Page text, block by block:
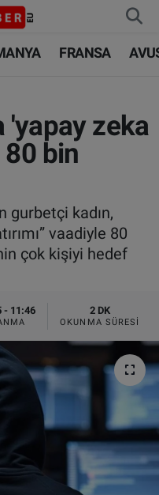
FRANSA
'yapay zeka
80 bin
gurbetçi kadın,
vaadiyle 80
çok kişiyi hedef
- 11:46 2 DK
OKUNMA SÜRESI
Fikstür